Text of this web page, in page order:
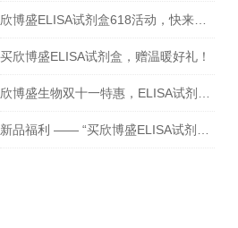
买欣博盛ELISA试剂盒，赠温暖好礼！